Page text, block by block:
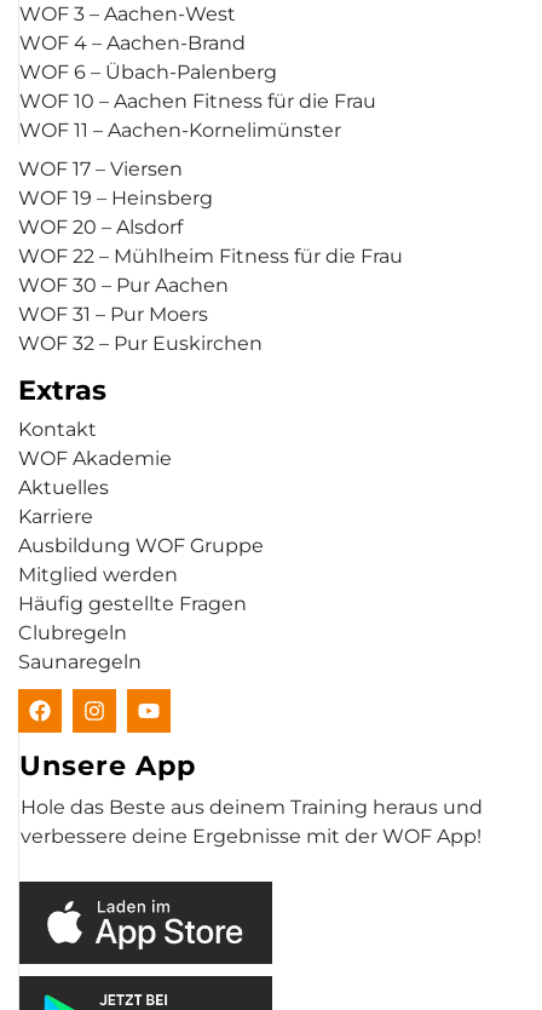
WOF 3 – Aachen-West
WOF 4 – Aachen-Brand
WOF 6 – Übach-Palenberg
WOF 10 – Aachen Fitness für die Frau
WOF 11 – Aachen-Kornelimünster
WOF 17 – Viersen
WOF 19 – Heinsberg
WOF 20 – Alsdorf
WOF 22 – Mühlheim Fitness für die Frau
WOF 30 – Pur Aachen
WOF 31 – Pur Moers
WOF 32 – Pur Euskirchen
Extras
Kontakt
WOF Akademie
Aktuelles
Karriere
Ausbildung WOF Gruppe
Mitglied werden
Häufig gestellte Fragen
Clubregeln
Saunaregeln
Unsere App
Hole das Beste aus deinem Training heraus und
verbessere deine Ergebnisse mit der WOF App!